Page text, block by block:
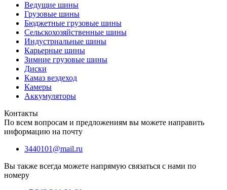
Ведущие шины
Грузовые шины
Бюджетные грузовые шины
Сельскохозяйственные шины
Индустриальные шины
Карьерные шины
Зимние грузовые шины
Диски
Камаз вездеход
Камеры
Аккумуляторы
Контакты
По всем вопросам и предложениям вы можете направить
информацию на почту
3440101@mail.ru
Вы также всегда можете напрямую связаться с нами по
номеру